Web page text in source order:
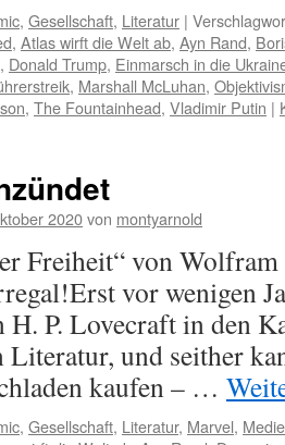
, Gesellschaft, Literatur |
, Atlas wirft die Welt ab, Ayn Rand,
, Donald Trump, Einmarsch in die
, Marshall McLuhan,
, The Fountainhead, Vladimir Putin |
2020von montyarnold
Freiheit“ von
vor wenigen
P. Lovecraft in den
Literatur, und seither
kaufen – …
, Gesellschaft, Literatur, Marvel,